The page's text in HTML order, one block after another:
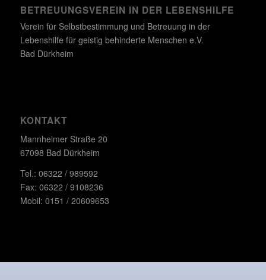
BETREUUNGSVEREIN IN DER LEBENSHILFE
Verein für Selbstbestimmung und Betreuung in der
Lebenshilfe für geistig behinderte Menschen e.V.
Bad Dürkheim
KONTAKT
Mannheimer Straße 20
67098 Bad Dürkheim
Tel.: 06322 / 989592
Fax: 06322 / 9108236
Mobil: 0151 / 20609653